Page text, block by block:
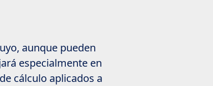
aunque pueden
especialmente en
cálculo aplicados a